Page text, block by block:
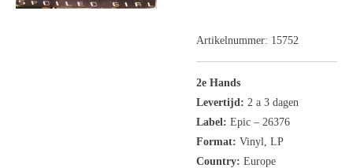
Artikelnummer: 15752
2e Hands
Levertijd: 2 a 3 dagen
Label: Epic ‎– 26376
Format: Vinyl, LP
Country: Europe